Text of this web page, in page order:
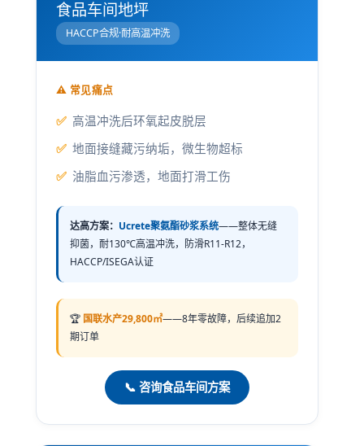
食品车间地坪
HACCP合规·耐高温冲洗
⚠️ 常见痛点
高温冲洗后环氧起皮脱层
地面接缝藏污纳垢，微生物超标
油脂血污渗透，地面打滑工伤
达高方案： Ucrete聚氨酯砂浆系统——整体无缝
抑菌，耐130℃高温冲洗，防滑R11-R12，
HACCP/ISEGA认证
🏆 国联水产29,800㎡——8年零故障，后续追加2
期订单
📞 咨询食品车间方案